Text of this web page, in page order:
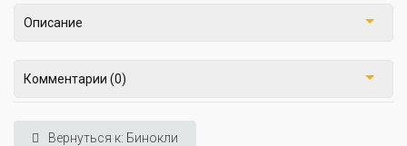
Описание
Комментарии (0)
Вернуться к: Бинокли